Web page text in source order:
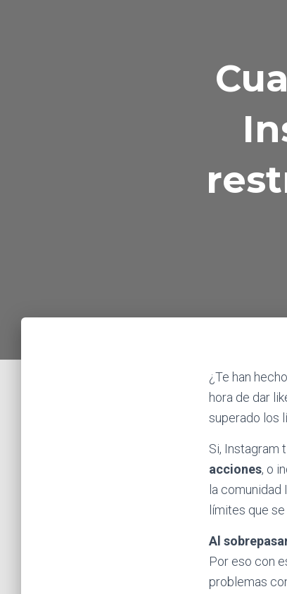
¿Te han
hora de dar
superado los
Si, Instagram
acciones, o
la comunidad
límites que
Al
Por eso con
problemas